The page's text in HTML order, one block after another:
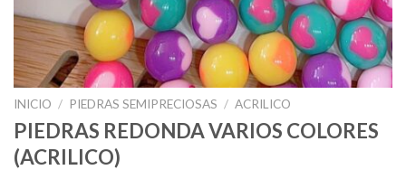
INICIO / PIEDRAS SEMIPRECIOSAS / ACRILICO
PIEDRAS REDONDA VARIOS COLORES
(ACRILICO)